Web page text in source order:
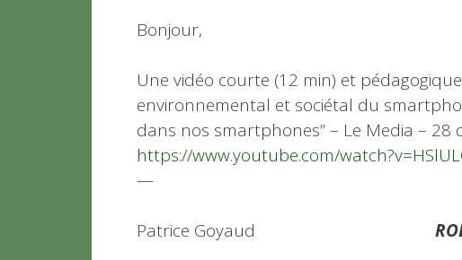
Bonjour,
Une vidéo courte (12 min) et
environnemental et sociétal du
dans nos smartphones” – Le Media – 28
https://www.youtube.com/
—
Patrice Goyaud